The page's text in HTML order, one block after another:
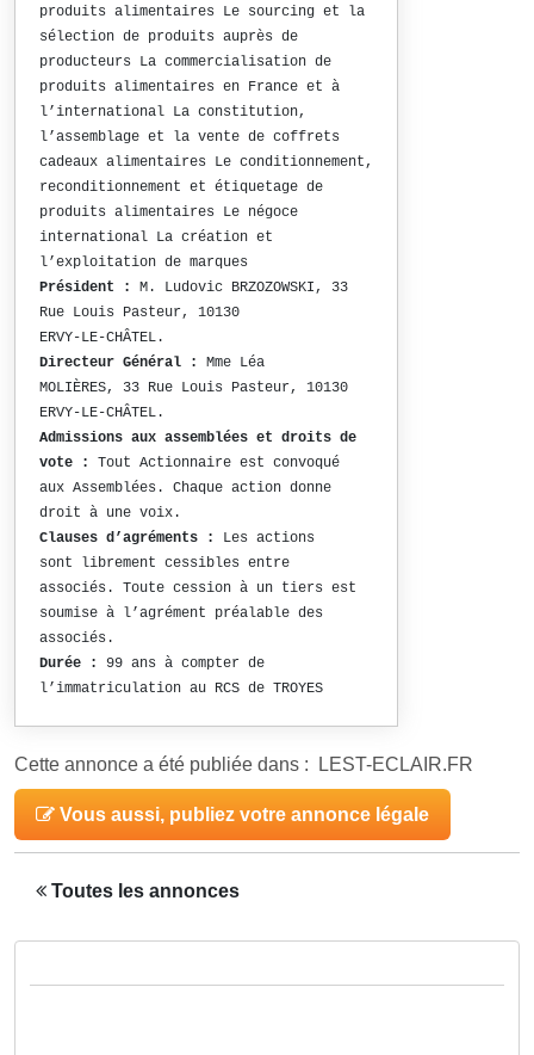
produits alimentaires Le sourcing et la
sélection de produits auprès de
producteurs La commercialisation de
produits alimentaires en France et à
l’international La constitution,
l’assemblage et la vente de coffrets
cadeaux alimentaires Le conditionnement,
reconditionnement et étiquetage de
produits alimentaires Le négoce
international La création et
l’exploitation de marques
Président :
M. Ludovic BRZOZOWSKI, 33
Rue Louis Pasteur, 10130
ERVY-LE-CHÂTEL.
Directeur Général :
Mme Léa
MOLIÈRES, 33 Rue Louis Pasteur, 10130
ERVY-LE-CHÂTEL.
Admissions aux assemblées et droits de
vote : Tout Actionnaire est convoqué
aux Assemblées. Chaque action donne
droit à une voix.
Clauses d’agréments :
Les actions
sont librement cessibles entre
associés. Toute cession à un tiers est
soumise à l’agrément préalable des
associés.
Durée :
99 ans à compter de
l’immatriculation au RCS de TROYES
Cette annonce a été publiée dans : LEST-ECLAIR.FR
Vous aussi, publiez votre annonce légale
Toutes les annonces